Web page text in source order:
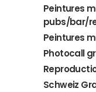
Peintures
pubs/bar/
Peintures
Photocall
Schweiz